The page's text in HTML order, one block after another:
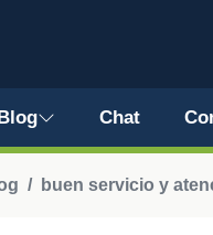
Chat
buen servicio y